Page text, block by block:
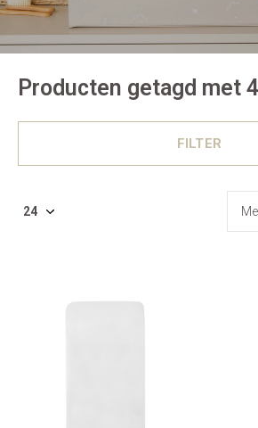
Producten getagd met
FILTER